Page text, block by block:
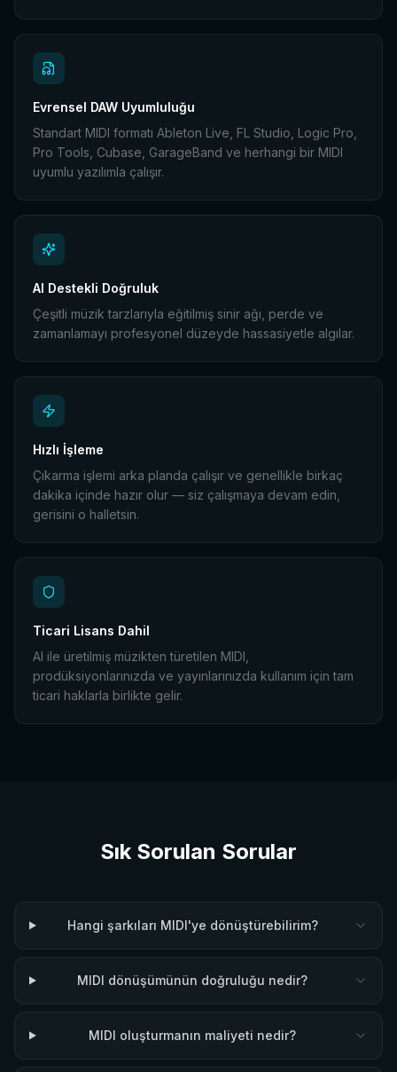
Evrensel DAW Uyumluluğu
Standart MIDI formatı Ableton Live, FL Studio, Logic Pro,
Pro Tools, Cubase, GarageBand ve herhangi bir MIDI
uyumlu yazılımla çalışır.
AI Destekli Doğruluk
Çeşitli müzik tarzlarıyla eğitilmiş sinir ağı, perde ve
zamanlamayı profesyonel düzeyde hassasiyetle algılar.
Hızlı İşleme
Çıkarma işlemi arka planda çalışır ve genellikle birkaç
dakika içinde hazır olur — siz çalışmaya devam edin,
gerisini o halletsin.
Ticari Lisans Dahil
AI ile üretilmiş müzikten türetilen MIDI,
prodüksiyonlarınızda ve yayınlarınızda kullanım için tam
ticari haklarla birlikte gelir.
Sık Sorulan Sorular
Hangi şarkıları MIDI'ye dönüştürebilirim?
MIDI dönüşümünün doğruluğu nedir?
MIDI oluşturmanın maliyeti nedir?